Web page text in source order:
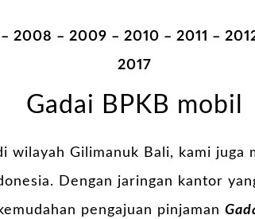
– 2009 – 2010 – 2011 –
2017
Gadai BPKB mobil
wilayah Gilimanuk Bali, kami juga
Dengan jaringan kantor
pengajuan pinjaman